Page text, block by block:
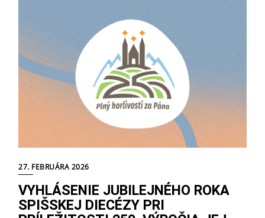
27. FEBRUÁRA 2026
VYHLÁSENIE JUBILEJNÉHO ROKA
SPIŠSKEJ DIECÉZY PRI